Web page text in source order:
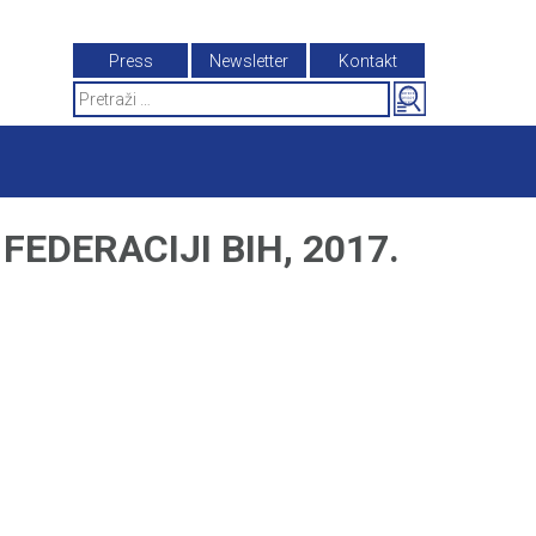
Press Newsletter
Kontakt
Search
for:
BIH, 2017.